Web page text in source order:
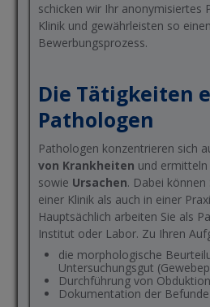
schicken wir Ihr anonymisiertes
Klinik und gewährleisten so
Bewerbungsprozess.
Die Tätigkeiten
Pathologen
Pathologen konzentrieren sich
von Krankheiten und ermitteln
sowie Ursachen. Dabei
einer Klinik als auch in einer
Hauptsächlich arbeiten Sie als
Institut oder Labor. Zu Ihren
die morphologische
Untersuchungsgut
Durchführung von
Dokumentation der Befunde